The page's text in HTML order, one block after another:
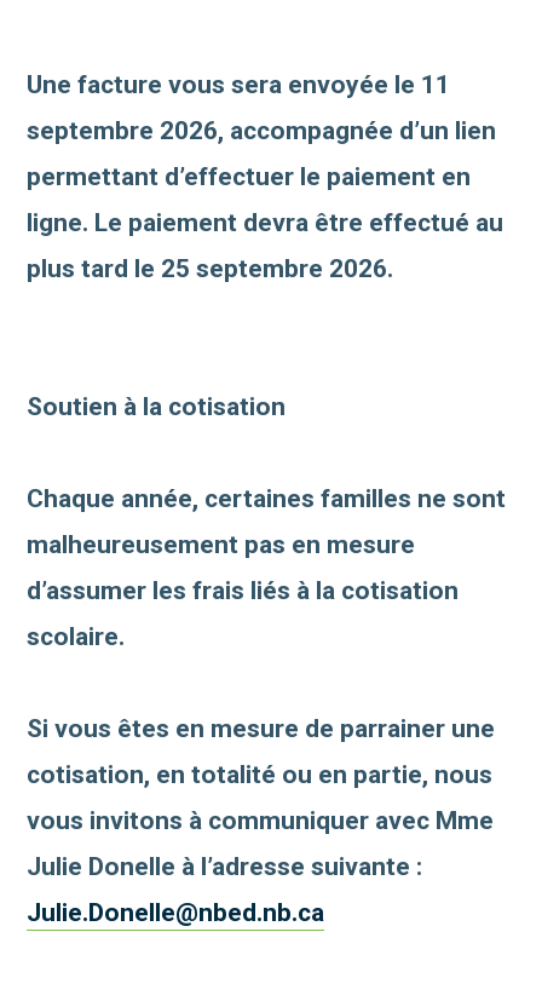
Une facture vous sera envoyée le 11
septembre 2026, accompagnée d’un lien
permettant d’effectuer le paiement en
ligne. Le paiement devra être effectué au
plus tard le 25 septembre 2026.
Soutien à la cotisation
Chaque année, certaines familles ne sont
malheureusement pas en mesure
d’assumer les frais liés à la cotisation
scolaire.
Si vous êtes en mesure de parrainer une
cotisation, en totalité ou en partie, nous
vous invitons à communiquer avec Mme
Julie Donelle à l’adresse suivante :
Julie.Donelle@nbed.nb.ca